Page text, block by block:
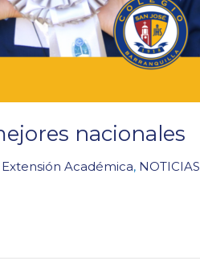
nacionales
Extensión Académica, NOTICIAS